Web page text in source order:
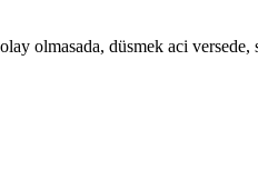
olmasada, düsmek aci